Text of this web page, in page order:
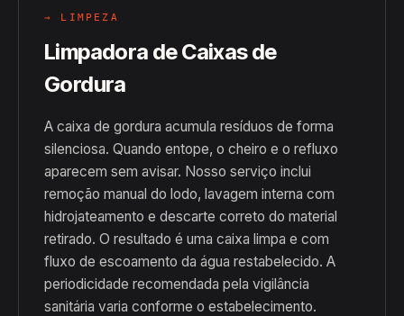
→ LIMPEZA
Limpadora de Caixas de
Gordura
A caixa de gordura acumula resíduos de forma
silenciosa. Quando entope, o cheiro e o refluxo
aparecem sem avisar. Nosso serviço inclui
remoção manual do lodo, lavagem interna com
hidrojateamento e descarte correto do material
retirado. O resultado é uma caixa limpa e com
fluxo de escoamento da água restabelecido. A
periodicidade recomendada pela vigilância
sanitária varia conforme o estabelecimento.